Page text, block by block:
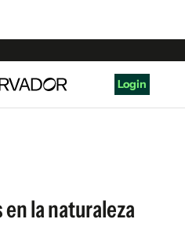
Login
la naturaleza